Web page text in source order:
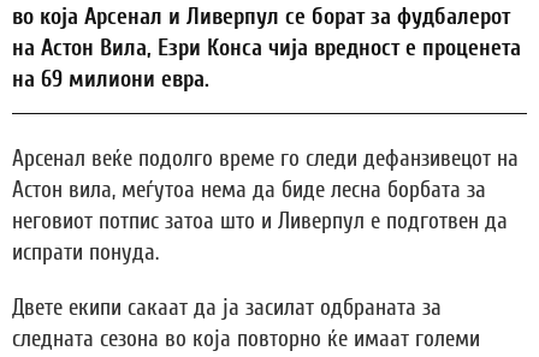
во која Арсенал и Ливерпул се борат за фудбалерот
на Астон Вила, Езри Конса чија вредност е проценета
на 69 милиони евра.
Арсенал веќе подолго време го следи дефанзивецот на
Астон вила, меѓутоа нема да биде лесна борбата за
неговиот потпис затоа што и Ливерпул е подготвен да
испрати понуда.
Двете екипи сакаат да ја засилат одбраната за
следната сезона во која повторно ќе имаат големи